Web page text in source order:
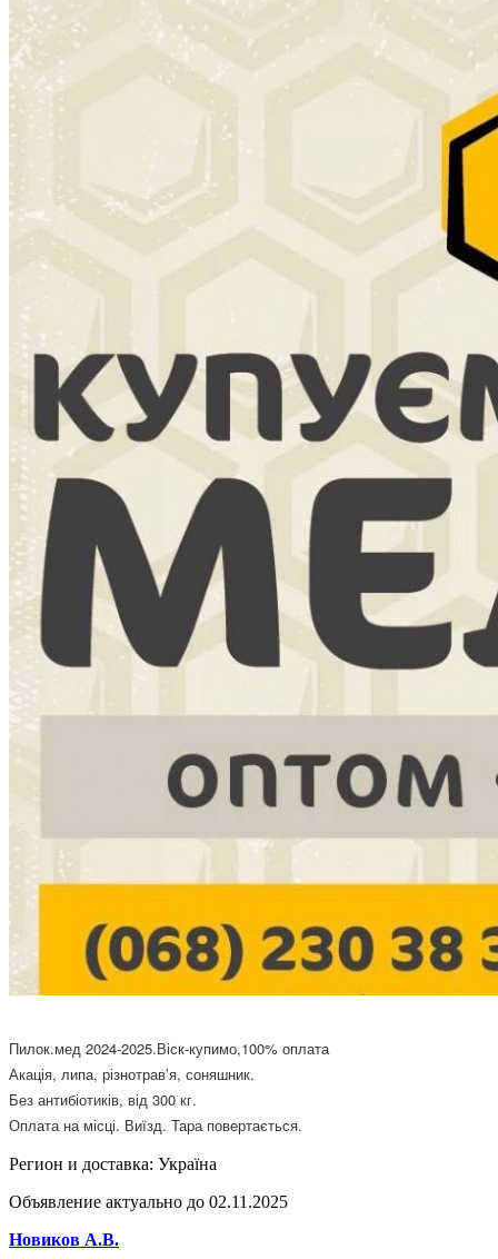
Пилок.мед 2024-2025.Віск-купимо,100% оплата
Акація, липа, різнотрав’я, соняшник.
Без антибіотиків, від 300 кг.
Оплата на місці. Виїзд. Тара повертається.
Регион и доставка: Україна
Объявление актуально до 02.11.2025
Новиков А.В.